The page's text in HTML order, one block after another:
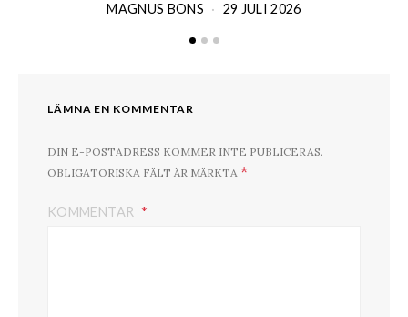
MAGNUS BONS 29 JULI 2026
LÄMNA EN KOMMENTAR
DIN E-POSTADRESS KOMMER INTE PUBLICERAS.
OBLIGATORISKA FÄLT ÄR MÄRKTA *
KOMMENTAR